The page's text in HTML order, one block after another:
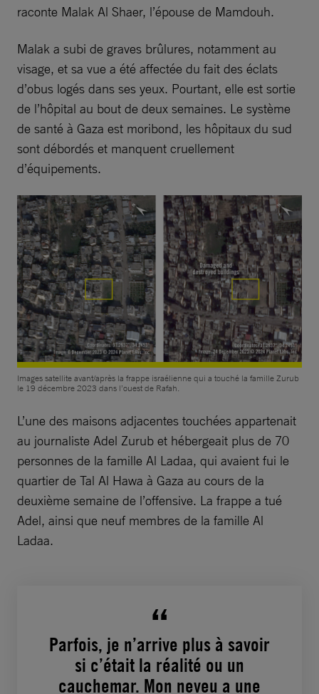
raconte Malak Al Shaer, l’épouse de Mamdouh.
Malak a subi de graves brûlures, notamment au
visage, et sa vue a été affectée du fait des éclats
d’obus logés dans ses yeux. Pourtant, elle est sortie
de l’hôpital au bout de deux semaines. Le système
de santé à Gaza est moribond, les hôpitaux du sud
sont débordés et manquent cruellement
d’équipements.
Images satellite avant/après la frappe israélienne qui a touché la famille Zurub
le 19 décembre 2023 dans l’ouest de Rafah.
L’une des maisons adjacentes touchées appartenait
au journaliste Adel Zurub et hébergeait plus de 70
personnes de la famille Al Ladaa, qui avaient fui le
quartier de Tal Al Hawa à Gaza au cours de la
deuxième semaine de l’offensive. La frappe a tué
Adel, ainsi que neuf membres de la famille Al
Ladaa.
Parfois, je n’arrive plus à savoir
si c’était la réalité ou un
cauchemar. Mon neveu a une